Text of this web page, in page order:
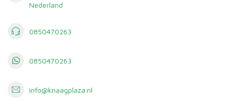
Nederland
0850470263
0850470263
info@knaagplaza.nl